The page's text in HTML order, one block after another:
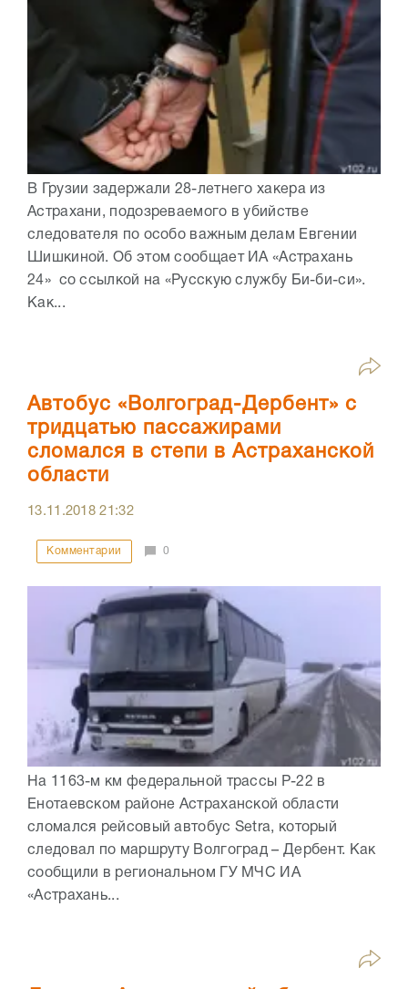
В Грузии задержали 28-летнего хакера из
Астрахани, подозреваемого в убийстве
следователя по особо важным делам Евгении
Шишкиной. Об этом сообщает ИА «Астрахань
24» со ссылкой на «Русскую службу Би-би-си».
Как...
Автобус «Волгоград-Дербент» с
тридцатью пассажирами
сломался в степи в Астраханской
области
13.11.201821:32
Комментарии 0
На 1163-м км федеральной трассы Р-22 в
Енотаевском районе Астраханской области
сломался рейсовый автобус Setra, который
следовал по маршруту Волгоград – Дербент. Как
сообщили в региональном ГУ МЧС ИА
«Астрахань...